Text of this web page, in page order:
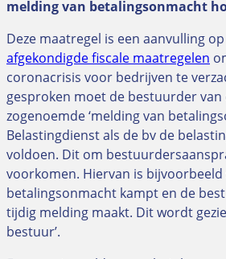
melding van betalingsonmacht
Deze maatregel is een aanvulling
afgekondigde fiscale maatregelen
coronacrisis voor bedrijven te
gesproken moet de bestuurder van
zogenoemde ‘melding van
Belastingdienst als de bv de
voldoen. Dit om
voorkomen. Hiervan is
betalingsonmacht kampt en de
tijdig melding maakt. Dit wordt
bestuur’.